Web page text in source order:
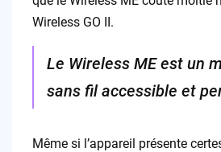
Wireless GO II.
Le Wireless ME est un
sans fil accessible et
Même si l’appareil présente